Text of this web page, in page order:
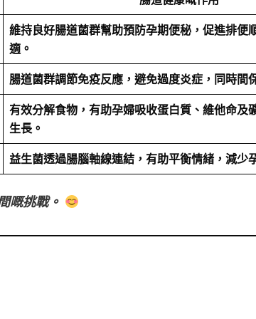
維持良好腸道菌群幫助預防孕期便秘，促進排便
適。
腸道菌群調節免疫反應，避免過度炎症，同時間
有效分解食物，有助孕婦吸收蛋白質、維他命及
生長。
益生菌透過腸腦軸線連結，有助平衡情緒，減少
嘅挑戰。